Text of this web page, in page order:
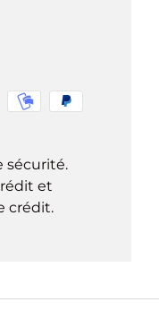
sécurité.
et
crédit.